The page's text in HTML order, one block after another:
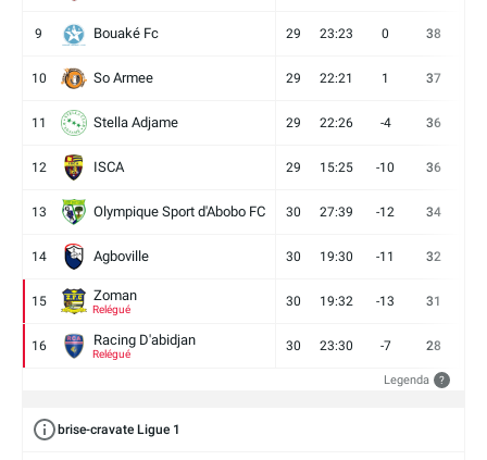
9 Bouaké Fc 29 23:23 0 38
10 So Armee 29 22:21 1 37
11 Stella Adjame 29 22:26 -4 36
12 ISCA 29 15:25 -10 36
13 Olympique Sport d'Abobo FC 30 27:39 -12 34
14 Agboville 30 19:30 -11 32
15 Zoman
Relégué
30 19:32 -13 31
16 Racing D'abidjan
Relégué
30 23:30 -7 28
Legenda ?
brise-cravate Ligue 1